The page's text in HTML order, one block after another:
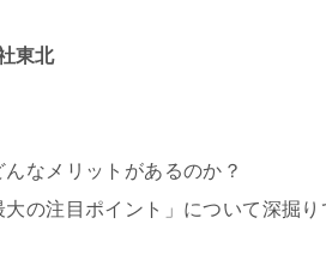
東北
なメリットがあるのか？
の注目ポイント」について深掘り